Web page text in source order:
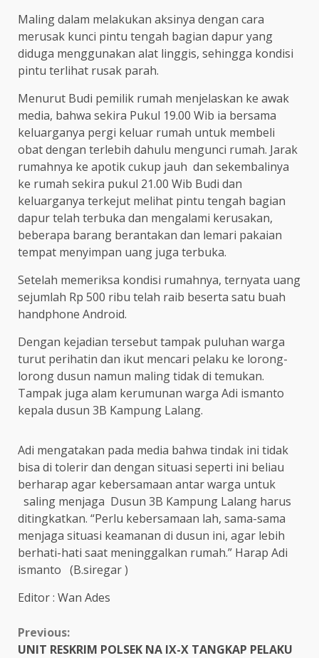
Maling dalam melakukan aksinya dengan cara
merusak kunci pintu tengah bagian dapur yang
diduga menggunakan alat linggis, sehingga kondisi
pintu terlihat rusak parah.
Menurut Budi pemilik rumah menjelaskan ke awak
media, bahwa sekira Pukul 19.00 Wib ia bersama
keluarganya pergi keluar rumah untuk membeli
obat dengan terlebih dahulu mengunci rumah. Jarak
rumahnya ke apotik cukup jauh dan sekembalinya
ke rumah sekira pukul 21.00 Wib Budi dan
keluarganya terkejut melihat pintu tengah bagian
dapur telah terbuka dan mengalami kerusakan,
beberapa barang berantakan dan lemari pakaian
tempat menyimpan uang juga terbuka.
Setelah memeriksa kondisi rumahnya, ternyata uang
sejumlah Rp 500 ribu telah raib beserta satu buah
handphone Android.
Dengan kejadian tersebut tampak puluhan warga
turut perihatin dan ikut mencari pelaku ke lorong-
lorong dusun namun maling tidak di temukan.
Tampak juga alam kerumunan warga Adi ismanto
kepala dusun 3B Kampung Lalang.
Adi mengatakan pada media bahwa tindak ini tidak
bisa di tolerir dan dengan situasi seperti ini beliau
berharap agar kebersamaan antar warga untuk
saling menjaga Dusun 3B Kampung Lalang harus
ditingkatkan. “Perlu kebersamaan lah, sama-sama
menjaga situasi keamanan di dusun ini, agar lebih
berhati-hati saat meninggalkan rumah.” Harap Adi
ismanto (B.siregar )
Editor : Wan Ades
Continue
Previous:
UNIT RESKRIM POLSEK NA IX-X TANGKAP PELAKU